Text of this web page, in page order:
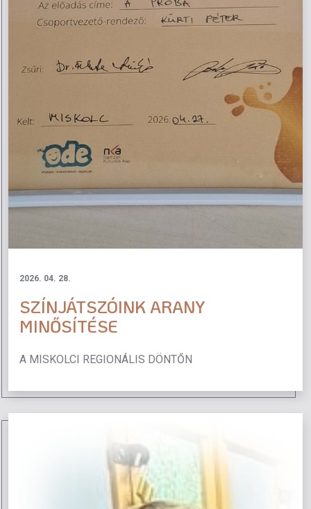
2026. 04. 28.
SZÍNJÁTSZÓINK ARANY
MINŐSÍTÉSE
A MISKOLCI REGIONÁLIS DÖNTŐN